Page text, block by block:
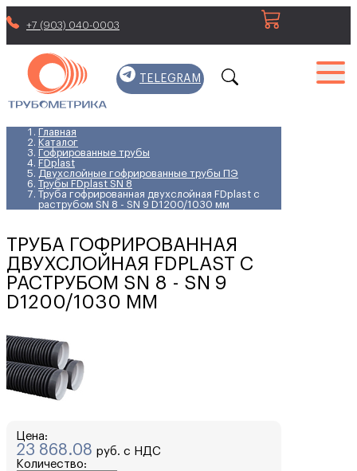
+7 (903) 040-0003
TELEGRAM
Главная
Каталог
Гофрированные трубы
FDplast
Двухслойные гофрированные трубы ПЭ
Трубы FDplast SN 8
Труба гофрированная двухслойная FDplast с
раструбом SN 8 - SN 9 D1200/1030 мм
ТРУБА ГОФРИРОВАННАЯ
ДВУХСЛОЙНАЯ FDPLAST С
РАСТРУБОМ SN 8 - SN 9
D1200/1030 ММ
Цена:
23 868.08 руб. с НДС
Количество: